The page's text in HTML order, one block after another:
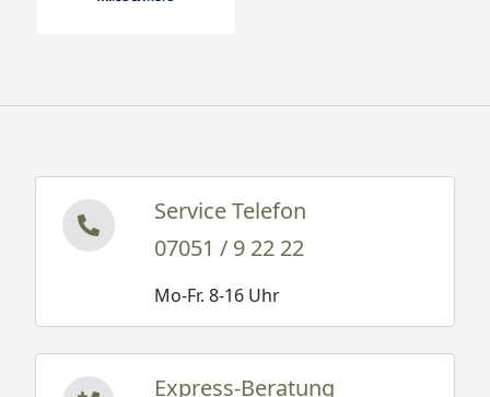
Service Telefon
07051 / 9 22 22
Mo-Fr. 8-16 Uhr
Express-Beratung